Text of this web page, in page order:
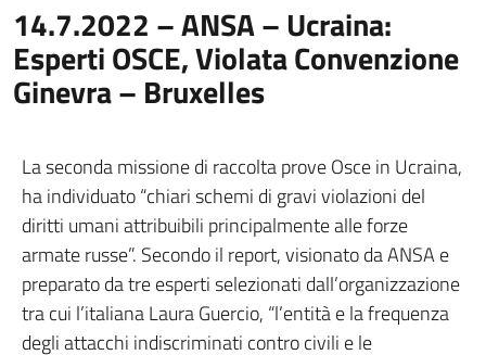
14.7.2022 – ANSA – Ucraina:
Esperti OSCE, Violata Convenzione
Ginevra – Bruxelles
La seconda missione di raccolta prove Osce in Ucraina,
ha individuato “chiari schemi di gravi violazioni del
diritti umani attribuibili principalmente alle forze
armate russe”. Secondo il report, visionato da ANSA e
preparato da tre esperti selezionati dall’organizzazione
tra cui l’italiana Laura Guercio, “l’entità e la frequenza
degli attacchi indiscriminati contro civili e le